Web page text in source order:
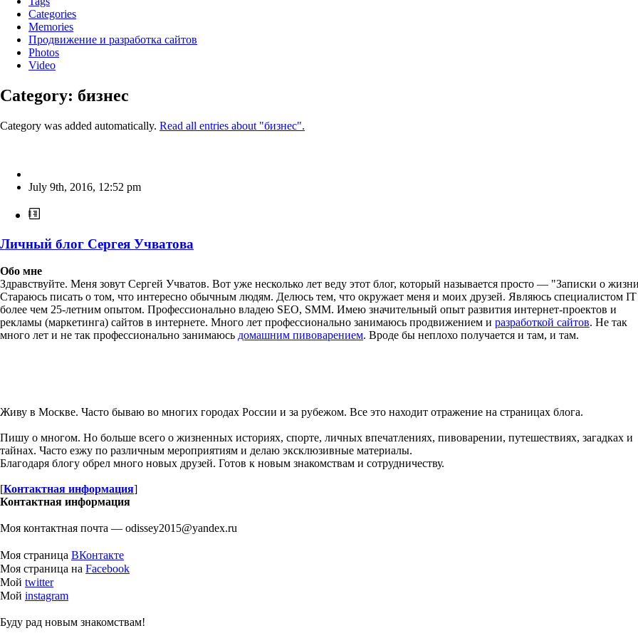
Categories
Memories
Продвижение и разработка сайтов
Photos
Video
Category: бизнес
Category was added automatically. Read all entries about "бизнес".
July 9th, 2016, 12:52 pm
Личный блог Сергея Учватова
Обо мне
Здравствуйте. Меня зовут Сергей Учватов. Вот уже несколько лет веду этот блог, который называется просто — "Записки о
Стараюсь писать о том, что интересно обычным людям. Делюсь тем, что окружает меня и моих друзей. Являюсь специалистом IT
более чем 25-летним опытом. Профессионально владею SEO, SMM. Имею значительный опыт развития интернет-проектов и
рекламы (маркетинга) сайтов в интернете. Много лет профессионально занимаюсь продвижением и разработкой сайтов. Не так
много лет и не так профессионально занимаюсь домашним пивоварением. Вроде бы неплохо получается и там, и там.
Живу в Москве. Часто бываю во многих городах России и за рубежом. Все это находит отражение на страницах блога.
Пишу о многом. Но больше всего о жизненных историях, спорте, личных впечатлениях, пивоварении, путешествиях, загадках и
тайнах. Часто езжу по различным мероприятиям и делаю эксклюзивные материалы.
Благодаря блогу обрел много новых друзей. Готов к новым знакомствам и сотрудничеству.
[Контактная информация]
Контактная информация
Моя контактная почта — odissey2015@yandex.ru
Моя страница ВКонтакте
Моя страница на Facebook
Мой twitter
Мой instagram
Буду рад новым знакомствам!